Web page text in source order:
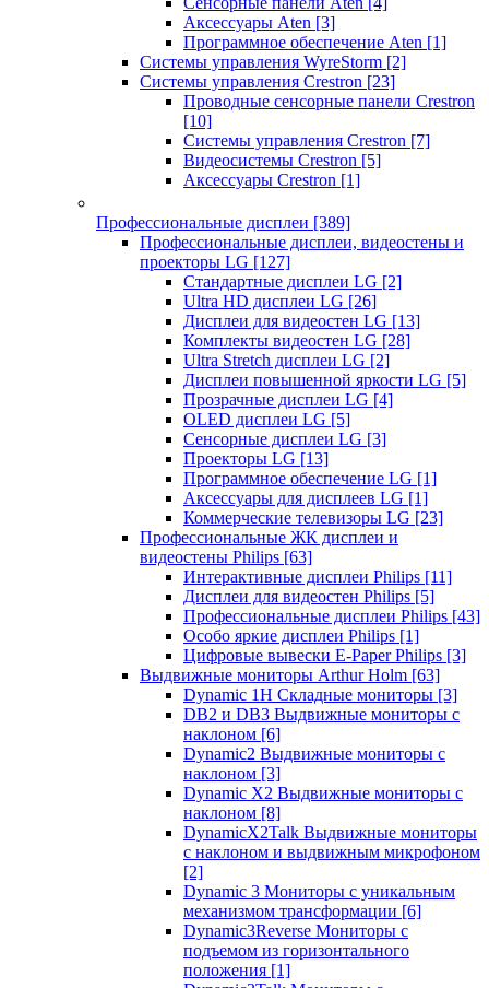
Аксессуары Aten [3]
Программное обеспечение Aten [1]
Системы управления WyreStorm [2]
Системы управления Crestron [23]
Проводные сенсорные панели Crestron
[10]
Системы управления Crestron [7]
Видеосистемы Crestron [5]
Аксессуары Crestron [1]
Профессиональные дисплеи [389]
Профессиональные дисплеи, видеостены и
проекторы LG [127]
Стандартные дисплеи LG [2]
Ultra HD дисплеи LG [26]
Дисплеи для видеостен LG [13]
Комплекты видеостен LG [28]
Ultra Stretch дисплеи LG [2]
Дисплеи повышенной яркости LG [5]
Прозрачные дисплеи LG [4]
OLED дисплеи LG [5]
Сенсорные дисплеи LG [3]
Проекторы LG [13]
Программное обеспечение LG [1]
Аксессуары для дисплеев LG [1]
Коммерческие телевизоры LG [23]
Профессиональные ЖК дисплеи и
видеостены Philips [63]
Интерактивные дисплеи Philips [11]
Дисплеи для видеостен Philips [5]
Профессиональные дисплеи Philips [43]
Особо яркие дисплеи Philips [1]
Цифровые вывески E-Paper Philips [3]
Выдвижные мониторы Arthur Holm [63]
Dynamic 1Н Складные мониторы [3]
DB2 и DB3 Выдвижные мониторы с
наклоном [6]
Dynamic2 Выдвижные мониторы с
наклоном [3]
Dynamic X2 Выдвижные мониторы с
наклоном [8]
DynamicX2Talk Выдвижные мониторы
с наклоном и выдвижным микрофоном
[2]
Dynamic 3 Мониторы с уникальным
механизмом трансформации [6]
Dynamic3Reverse Мониторы с
подъемом из горизонтального
положения [1]